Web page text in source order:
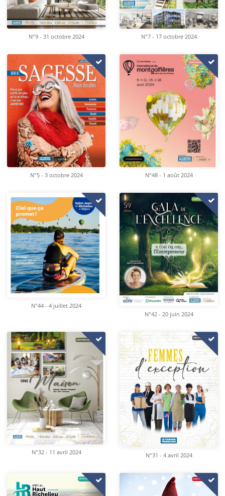
N°9 - 31 octobre 2024 N°7 - 17 octobre 2024
N°5 - 3 octobre 2024 N°48 - 1 août 2024
N°44 - 4 juillet 2024
N°42 - 20 juin 2024
N°32 - 11 avril 2024 N°31 - 4 avril 2024